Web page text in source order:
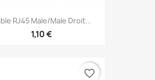
RJ45 Male/Male Droit...
1,10 €
favorite_border